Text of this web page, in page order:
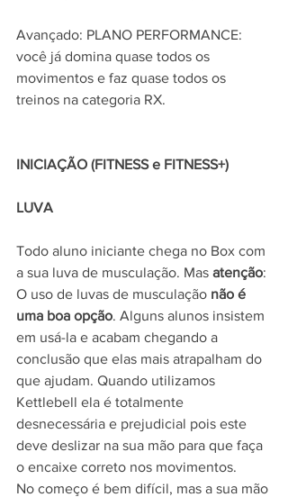
Avançado: PLANO PERFORMANCE:
você já domina quase todos os
movimentos e faz quase todos os
treinos na categoria RX.
INICIAÇÃO (FITNESS e FITNESS+)
LUVA
Todo aluno iniciante chega no Box com
a sua luva de musculação. Mas atenção:
O uso de luvas de musculação não é
uma boa opção. Alguns alunos insistem
em usá-la e acabam chegando a
conclusão que elas mais atrapalham do
que ajudam. Quando utilizamos
Kettlebell ela é totalmente
desnecessária e prejudicial pois este
deve deslizar na sua mão para que faça
o encaixe correto nos movimentos.
No começo é bem difícil, mas a sua mão